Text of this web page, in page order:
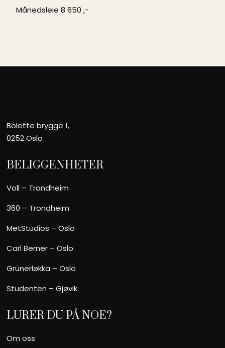
Månedsleie8 650,-
Bolette brygge 1,
0252 Oslo
BELIGGENHETER
Voll – Trondheim
360 – Trondheim
MetStudios – Oslo
Carl Berner – Oslo
Grünerløkka – Oslo
Studenten – Gjøvik
LURER DU PÅ NOE?
Om oss